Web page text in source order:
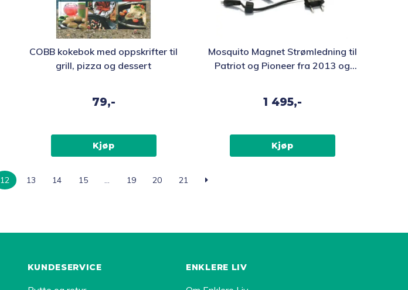
COBB kokebok med oppskrifter til
grill, pizza og dessert
79,-
Kjøp
Mosquito Magnet Strømledning til
Patriot og Pioneer fra 2013 og
1 495,-
Kjøp
12 13 14 15 … 19 20 21
KUNDESERVICE ENKLERE LIV